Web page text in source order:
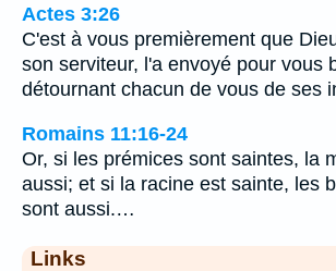
Actes 3:26
C'est à vous premièrement que
son serviteur, l'a envoyé pour vous
détournant chacun de vous de ses
Romains 11:16-24
Or, si les prémices sont saintes, la
aussi; et si la racine est sainte, les
sont aussi.…
Links